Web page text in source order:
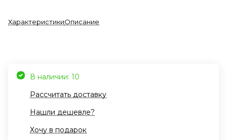
ХарактеристикиОписание
В наличии: 10
Рассчитать доставку
Нашли дешевле?
Хочу в подарок